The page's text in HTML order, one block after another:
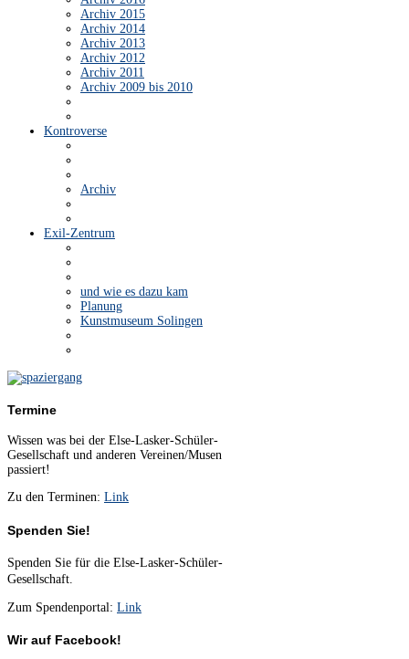
Archiv 2015
Archiv 2014
Archiv 2013
Archiv 2012
Archiv 2011
Archiv 2009 bis 2010
Kontroverse
Archiv
Exil-Zentrum
und wie es dazu kam
Planung
Kunstmuseum Solingen
Termine
Wissen was bei der Else-Lasker-Schüler-
Gesellschaft und anderen Vereinen/Musen
passiert!
Zu den Terminen: Link
Spenden Sie!
Spenden Sie für die Else-Lasker-Schüler-
Gesellschaft.
Zum Spendenportal: Link
Wir auf Facebook!